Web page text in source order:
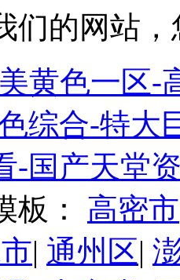
们的网站
黄色一区-
综合-特大
-国产天堂
板： 高密市
| 通州区|